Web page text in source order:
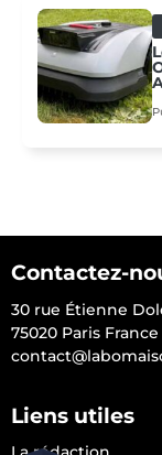
Contactez-
30 rue Étienne
75020 Paris France
Liens utiles